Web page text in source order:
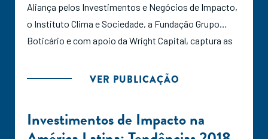
Aliança pelos Investimentos e Negócios de Impacto,
o Instituto Clima e Sociedade, a Fundação Grupo
Boticário e com apoio da Wright Capital, captura as
no Brasil no ano de 2020, com base em uma amostra
o capital está sendo alocado e identifica os desafios
VER PUBLICAÇÃO
Investimentos de Impacto na